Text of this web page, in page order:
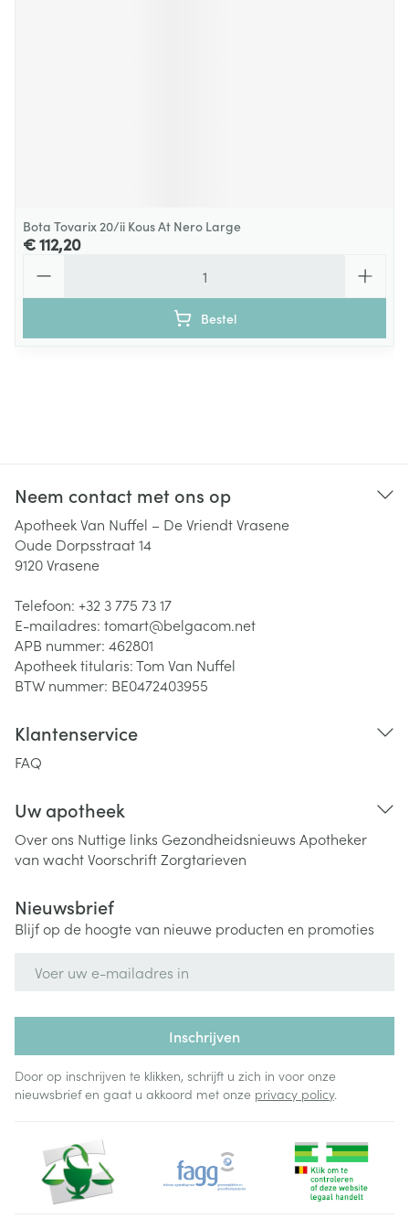
Bota Tovarix 20/ii Kous At Nero Large
€ 112,20
Bestel
Neem contact met ons op
Apotheek Van Nuffel – De Vriendt Vrasene
Oude Dorpsstraat 14
9120Vrasene
Telefoon: +32 3 775 73 17
E-mailadres: tomart@belgacom.net
APB nummer: 462801
Apotheek titularis:Tom Van Nuffel
BTW nummer: BE0472403955
Klantenservice
FAQ
Uw apotheek
Over ons Nuttige links Gezondheidsnieuws Apotheker
van wachtVoorschriftZorgtarieven
Nieuwsbrief
Blijf op de hoogte van nieuwe producten en promoties
Inschrijven
Door op inschrijven te klikken, schrijft u zich in voor onze
nieuwsbrief en gaat u akkoord met onze privacy policy.